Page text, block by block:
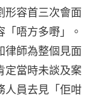
形容首三次會面
唔方多嘢」。
律師為整個見面
定當時未談及案
人員去見「佢咁